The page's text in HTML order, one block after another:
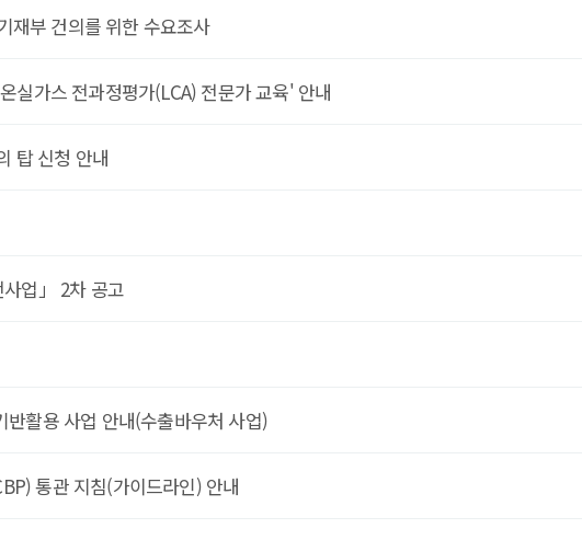
재부 건의를 위한 수요조사
실가스 전과정평가(LCA) 전문가 교육' 안내
탑 신청 안내
업」 2차 공고
활용 사업 안내(수출바우처 사업)
통관 지침(가이드라인) 안내